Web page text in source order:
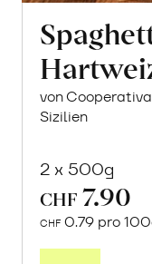
von
Sizilien
2 x 500g
CHF 7.90
CHF 0.79 pro